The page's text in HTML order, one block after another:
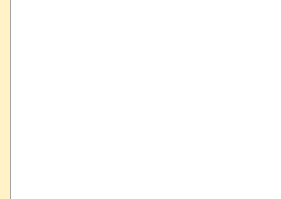
名とか 「週刊少年
「これで11万
「題名のない